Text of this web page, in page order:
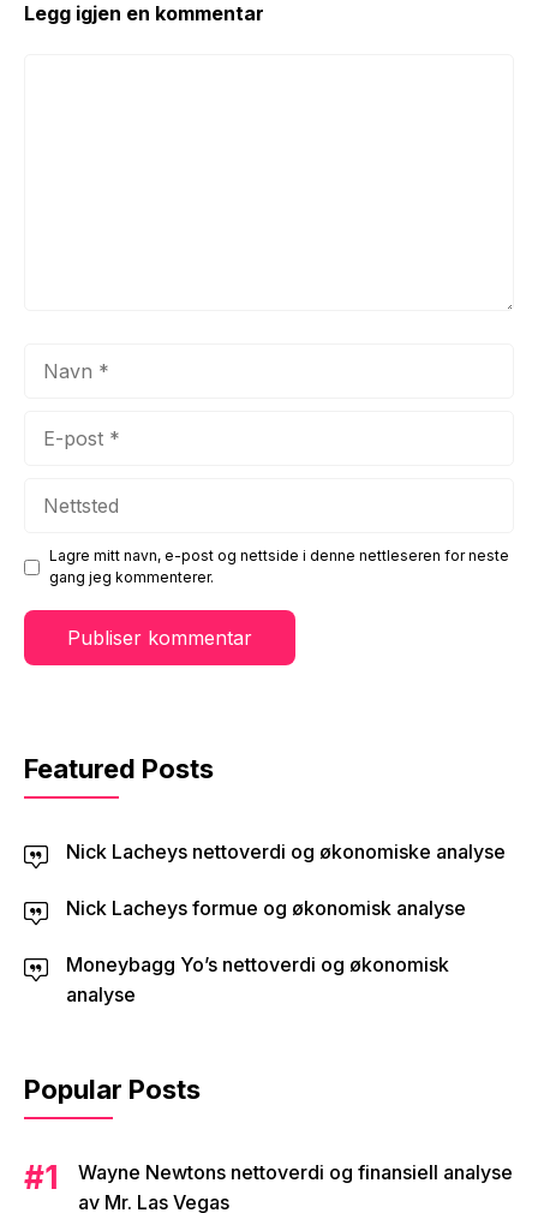
Legg igjen en kommentar
Lagre mitt navn, e-post og nettside i denne nettleseren for neste
gang jeg kommenterer.
Featured Posts
Nick Lacheys nettoverdi og økonomiske analyse
Nick Lacheys formue og økonomisk analyse
Moneybagg Yo’s nettoverdi og økonomisk
analyse
Popular Posts
Wayne Newtons nettoverdi og finansiell analyse
av Mr. Las Vegas